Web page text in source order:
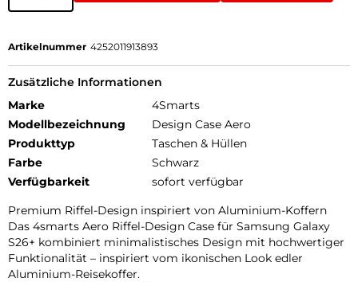
Artikelnummer 4252011913893
Zusätzliche Informationen
Marke
4Smarts
Modellbezeichnung
Design Case Aero
Produkttyp
Taschen & Hüllen
Farbe
Schwarz
Verfügbarkeit
sofort verfügbar
Premium Riffel-Design inspiriert von Aluminium-Koffern
Das 4smarts Aero Riffel-Design Case für Samsung Galaxy
S26+ kombiniert minimalistisches Design mit hochwertiger
Funktionalität – inspiriert vom ikonischen Look edler
Aluminium-Reisekoffer.